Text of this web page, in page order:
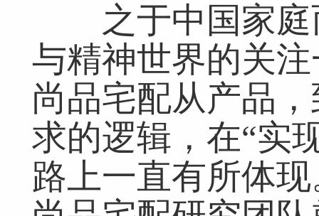
之于中国家庭
与精神世界的关
尚品宅配从产品
求的逻辑，在“实
路上一直有所体